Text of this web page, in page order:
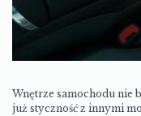
Wnętrze samochodu nie
już styczność z innymi